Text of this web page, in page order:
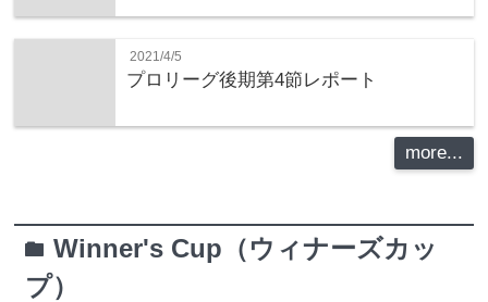
2021/4/5
プロリーグ後期第4節レポート
more...
folderWinner's Cup（ウィナーズカッ
プ）